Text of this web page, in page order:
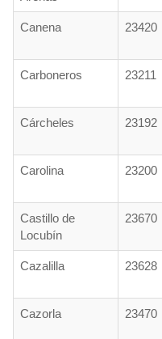
Canena 23420
Carboneros 23211
Cárcheles 23192
Carolina 23200
Castillo de
Locubín
23670
Cazalilla 23628
Cazorla 23470